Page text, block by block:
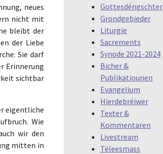
neues
nicht mit
bleibt der
der Liebe
Sie darf
Erinnerung
sichtbar
eigentliche
Wie
wir den
mitten in
Gottesdéngschter
Grondgebieder
Liturgie
Sacrements
Synode 2021-2024
Bicher &
Publikatiounen
Evangelium
Hierdebréiwer
Texter &
Kommentaren
Livestream
Tëleesmass